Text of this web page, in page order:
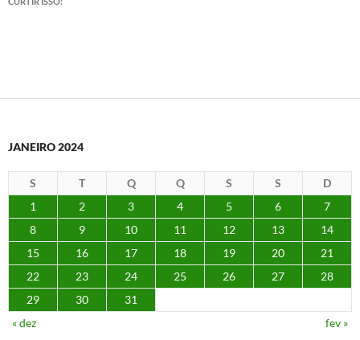
JANEIRO 2024
S T Q Q S S
D
1
2 3 4 5 6
7
8
9 10 11 12 13
14
15
16 17 18 19 20
21
22
23 24 25 26 27
28
29
30
31
« dez
fev »